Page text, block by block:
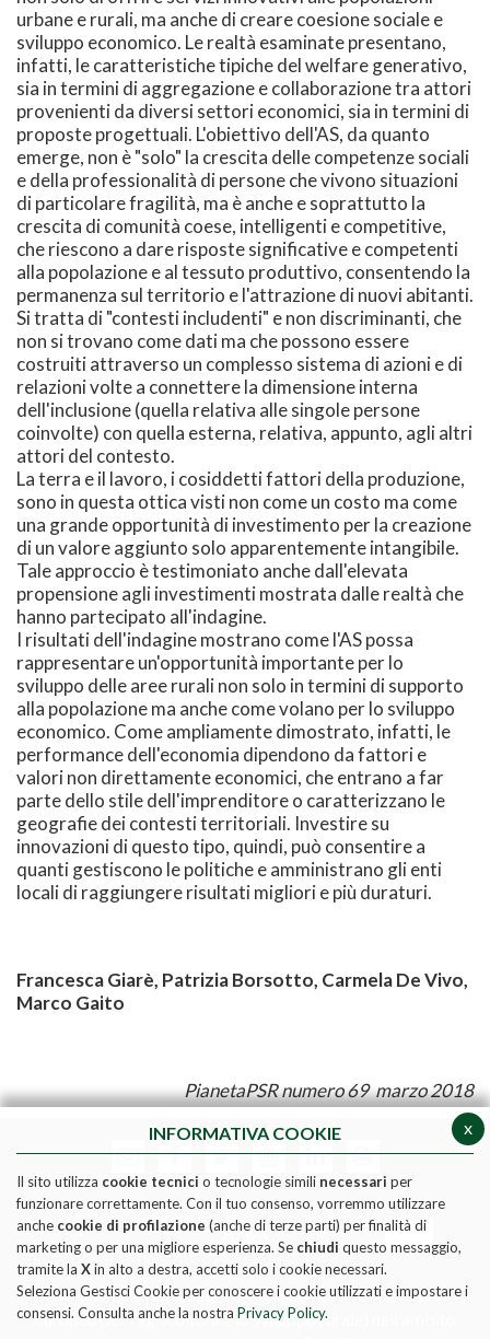
urbane e rurali, ma anche di creare coesione sociale e
sviluppo economico. Le realtà esaminate presentano,
infatti, le caratteristiche tipiche del welfare generativo,
sia in termini di aggregazione e collaborazione tra attori
provenienti da diversi settori economici, sia in termini di
proposte progettuali. L'obiettivo dell'AS, da quanto
emerge, non è "solo" la crescita delle competenze sociali
e della professionalità di persone che vivono situazioni
di particolare fragilità, ma è anche e soprattutto la
crescita di comunità coese, intelligenti e competitive,
che riescono a dare risposte significative e competenti
alla popolazione e al tessuto produttivo, consentendo la
permanenza sul territorio e l'attrazione di nuovi abitanti.
Si tratta di "contesti includenti" e non discriminanti, che
non si trovano come dati ma che possono essere
costruiti attraverso un complesso sistema di azioni e di
relazioni volte a connettere la dimensione interna
dell'inclusione (quella relativa alle singole persone
coinvolte) con quella esterna, relativa, appunto, agli altri
attori del contesto.
La terra e il lavoro, i cosiddetti fattori della produzione,
sono in questa ottica visti non come un costo ma come
una grande opportunità di investimento per la creazione
di un valore aggiunto solo apparentemente intangibile.
Tale approccio è testimoniato anche dall'elevata
propensione agli investimenti mostrata dalle realtà che
hanno partecipato all'indagine.
I risultati dell'indagine mostrano come l'AS possa
rappresentare un'opportunità importante per lo
sviluppo delle aree rurali non solo in termini di supporto
alla popolazione ma anche come volano per lo sviluppo
economico. Come ampliamente dimostrato, infatti, le
performance dell'economia dipendono da fattori e
valori non direttamente economici, che entrano a far
parte dello stile dell'imprenditore o caratterizzano le
geografie dei contesti territoriali. Investire su
innovazioni di questo tipo, quindi, può consentire a
quanti gestiscono le politiche e amministrano gli enti
locali di raggiungere risultati migliori e più duraturi.
Francesca Giarè, Patrizia Borsotto, Carmela De Vivo,
Marco Gaito
PianetaPSR numero 69 marzo 2018
Pubblicazione realizzata con il contributo FEASR (Fondo
europeo per l'agricoltura e lo sviluppo rurale) nell'ambito
x
INFORMATIVA COOKIE
Il sito utilizza cookie tecnici o tecnologie simili necessari per
funzionare correttamente. Con il tuo consenso, vorremmo utilizzare
anche cookie di profilazione (anche di terze parti) per finalità di
marketing o per una migliore esperienza. Se chiudi questo messaggio,
tramite la Xin alto a destra, accetti solo i cookie necessari.
Seleziona Gestisci Cookie per conoscere i cookie utilizzati e impostare i
consensi. Consulta anche la nostra Privacy Policy.